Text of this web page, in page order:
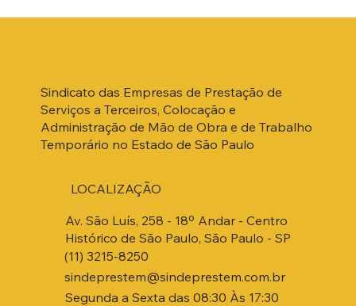
Sindicato das Empresas de Prestação de
Serviços a Terceiros, Colocação e
Administração de Mão de Obra e de Trabalho
Temporário no Estado de São Paulo
Av. São Luís, 258 - 18º Andar - Centro
Histórico de São Paulo, São Paulo - SP
(11) 3215-8250
sindeprestem@sindeprestem.com.br
Segunda a Sexta das 08:30 Às 17:30
LOCALIZAÇÃO